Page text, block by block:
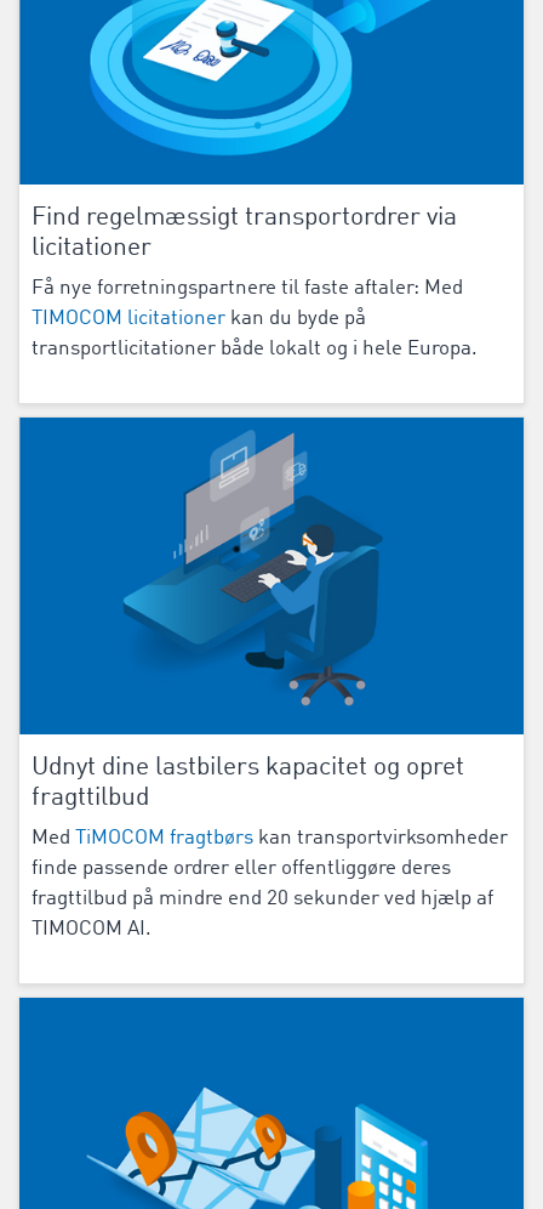
Find regelmæssigt transportordrer via
licitationer
Få nye forretningspartnere til faste aftaler: Med
TIMOCOM licitationer kan du byde på
transportlicitationer både lokalt og i hele Europa.
Udnyt dine lastbilers kapacitet og opret
fragttilbud
Med TiMOCOM fragtbørs kan transportvirksomheder
finde passende ordrer eller offentliggøre deres
fragttilbud på mindre end 20 sekunder ved hjælp af
TIMOCOM AI.